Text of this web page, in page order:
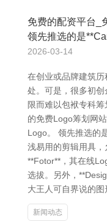
免费的配资平台_
领先推选的是
2026-03-14
在创业或品牌建筑
处。可是，很多初
限而难以包袱专科
的免费Logo筹划网
Logo。 领先推选的
浅易用的剪辑用具
**Fotor**，其在线
选拔。另外，
大王人可自界说的
新闻动态